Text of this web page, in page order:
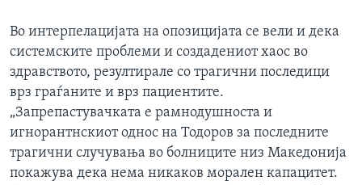
Во интерпелацијата на опозицијата се вели и дека
системските проблеми и создадениот хаос во
здравството, резултирале со трагични последици
врз граѓаните и врз пациентите.
„Запрепастувачката е рамнодушноста и
игнорантнскиот однос на Тодоров за последните
трагични случувања во болниците низ Македонија
покажува дека нема никаков морален капацитет.